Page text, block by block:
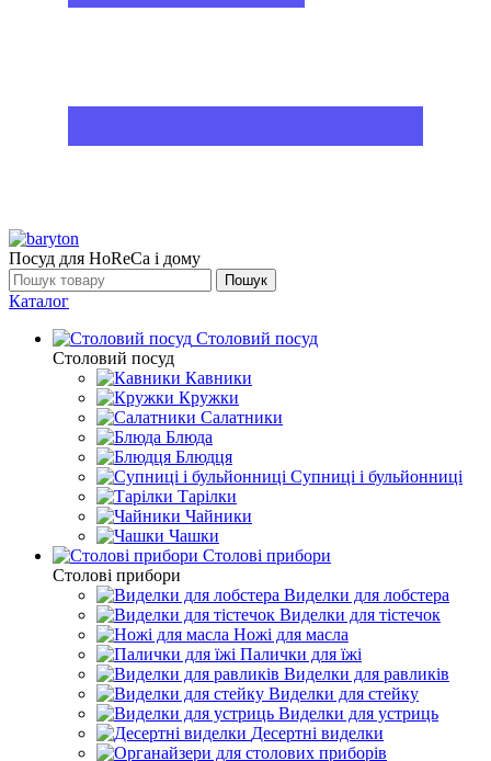
Посуд для HoReCa і дому
Пошук
Каталог
Столовий посуд
Столовий посуд
Кавники
Кружки
Салатники
Блюда
Блюдця
Супниці і бульйонниці
Тарілки
Чайники
Чашки
Столові прибори
Столові прибори
Виделки для лобстера
Виделки для тістечок
Ножі для масла
Палички для їжі
Виделки для равликів
Виделки для стейку
Виделки для устриць
Десертні виделки